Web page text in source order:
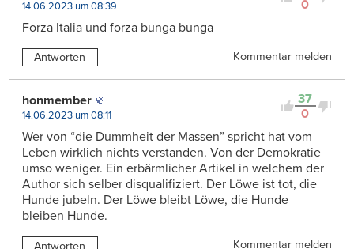
0
14.06.2023 um 08:39
Forza Italia und forza bunga bunga
Antworten Kommentar melden
37
0
honmember
14.06.2023 um 08:11
Wer von “die Dummheit der Massen” spricht hat vom
Leben wirklich nichts verstanden. Von der Demokratie
umso weniger. Ein erbärmlicher Artikel in welchem der
Author sich selber disqualifiziert. Der Löwe ist tot, die
Hunde jubeln. Der Löwe bleibt Löwe, die Hunde
bleiben Hunde.
Antworten Kommentar melden